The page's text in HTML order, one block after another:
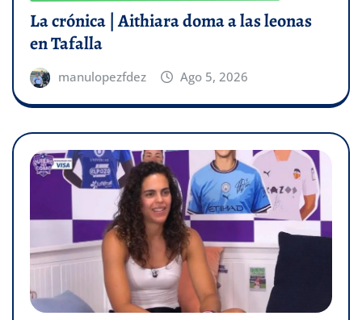
La crónica | Aithiara doma a las leonas
en Tafalla
manulopezfdez Ago 5, 2026